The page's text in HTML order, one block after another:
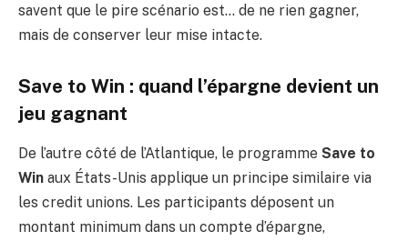
savent que le pire scénario est… de ne rien gagner,
mais de conserver leur mise intacte.
Save to Win : quand l’épargne devient un
jeu gagnant
De l’autre côté de l’Atlantique, le programme Save to
Win aux États-Unis applique un principe similaire via
les credit unions. Les participants déposent un
montant minimum dans un compte d’épargne,